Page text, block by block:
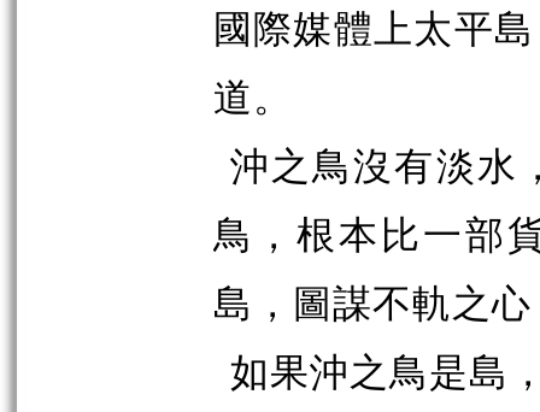
國際媒體上太平
道。
沖之鳥沒有淡水
鳥，根本比一部
島，圖謀不軌之
如果沖之鳥是島